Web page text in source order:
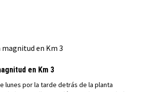
en Km 3
lunes por la tarde detrás de la planta